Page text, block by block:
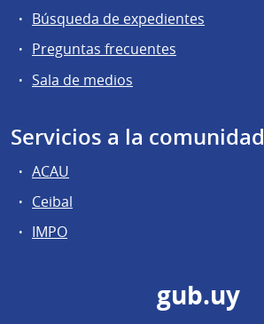
Búsqueda de expedientes
Preguntas frecuentes
Sala de medios
Servicios a la comunidad
ACAU
Ceibal
IMPO
gub.uy